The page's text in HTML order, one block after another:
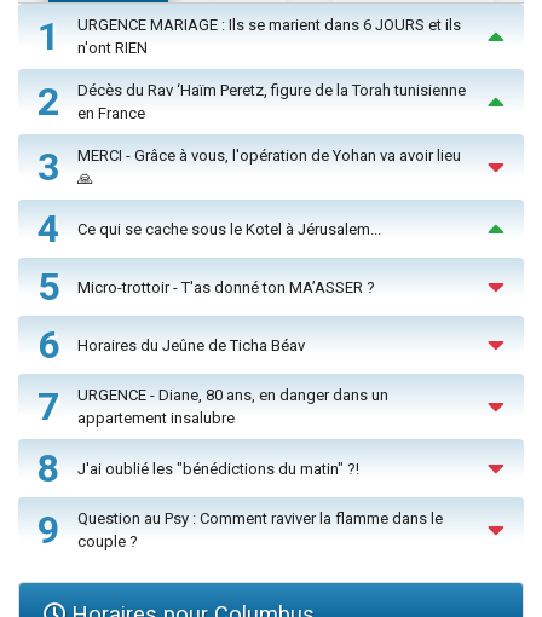
1
URGENCE MARIAGE : Ils se marient dans 6 JOURS et ils
n'ont RIEN
2
Décès du Rav ‘Haïm Peretz, figure de la Torah tunisienne
en France
3
MERCI - Grâce à vous, l'opération de Yohan va avoir lieu
🙏
4 Ce qui se cache sous le Kotel à Jérusalem...
5 Micro-trottoir - T'as donné ton MA’ASSER ?
6 Horaires du Jeûne de Ticha Béav
7
URGENCE - Diane, 80 ans, en danger dans un
appartement insalubre
8 J'ai oublié les "bénédictions du matin" ?!
9
Question au Psy : Comment raviver la flamme dans le
couple ?